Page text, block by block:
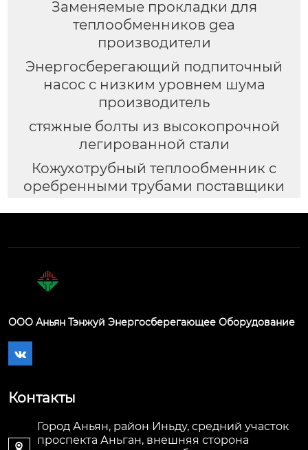
Заменяемые прокладки для
теплообменников gea
производители
Энергосберегающий подпиточный
насос с низким уровнем шума
производитель
стяжные болты из высокопрочной
легированной стали
Кожухотрубный теплообменник с
оребренными трубами поставщики
ООО Аньян Тэнжуй Энергосберегающее Оборудование

Контакты

Город Аньян, район Иньду, средний участок
проспекта Аньган, внешняя сторона